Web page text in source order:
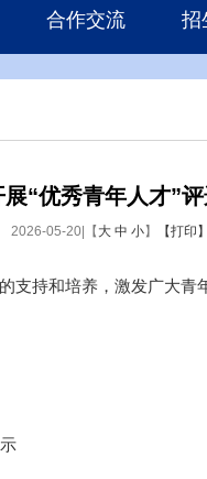
合作交流 招
展“优秀青年人才”
2026-05-20|【 大 中 小】 【打印】
支持和培养，激发广大